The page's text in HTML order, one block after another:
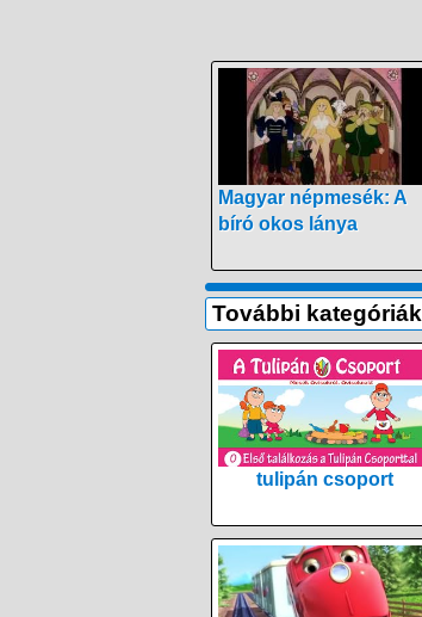
Magyar népmesék: A
bíró okos lánya
További kategóriák
tulipán csoport